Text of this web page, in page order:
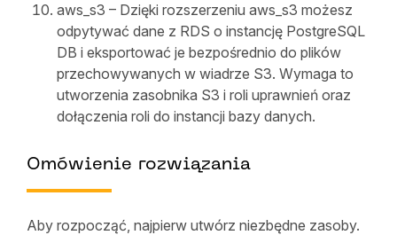
aws_s3 – Dzięki rozszerzeniu aws_s3 możesz
odpytywać dane z RDS o instancję PostgreSQL
DB i eksportować je bezpośrednio do plików
przechowywanych w wiadrze S3. Wymaga to
utworzenia zasobnika S3 i roli uprawnień oraz
dołączenia roli do instancji bazy danych.
Omówienie rozwiązania
Aby rozpocząć, najpierw utwórz niezbędne zasoby.